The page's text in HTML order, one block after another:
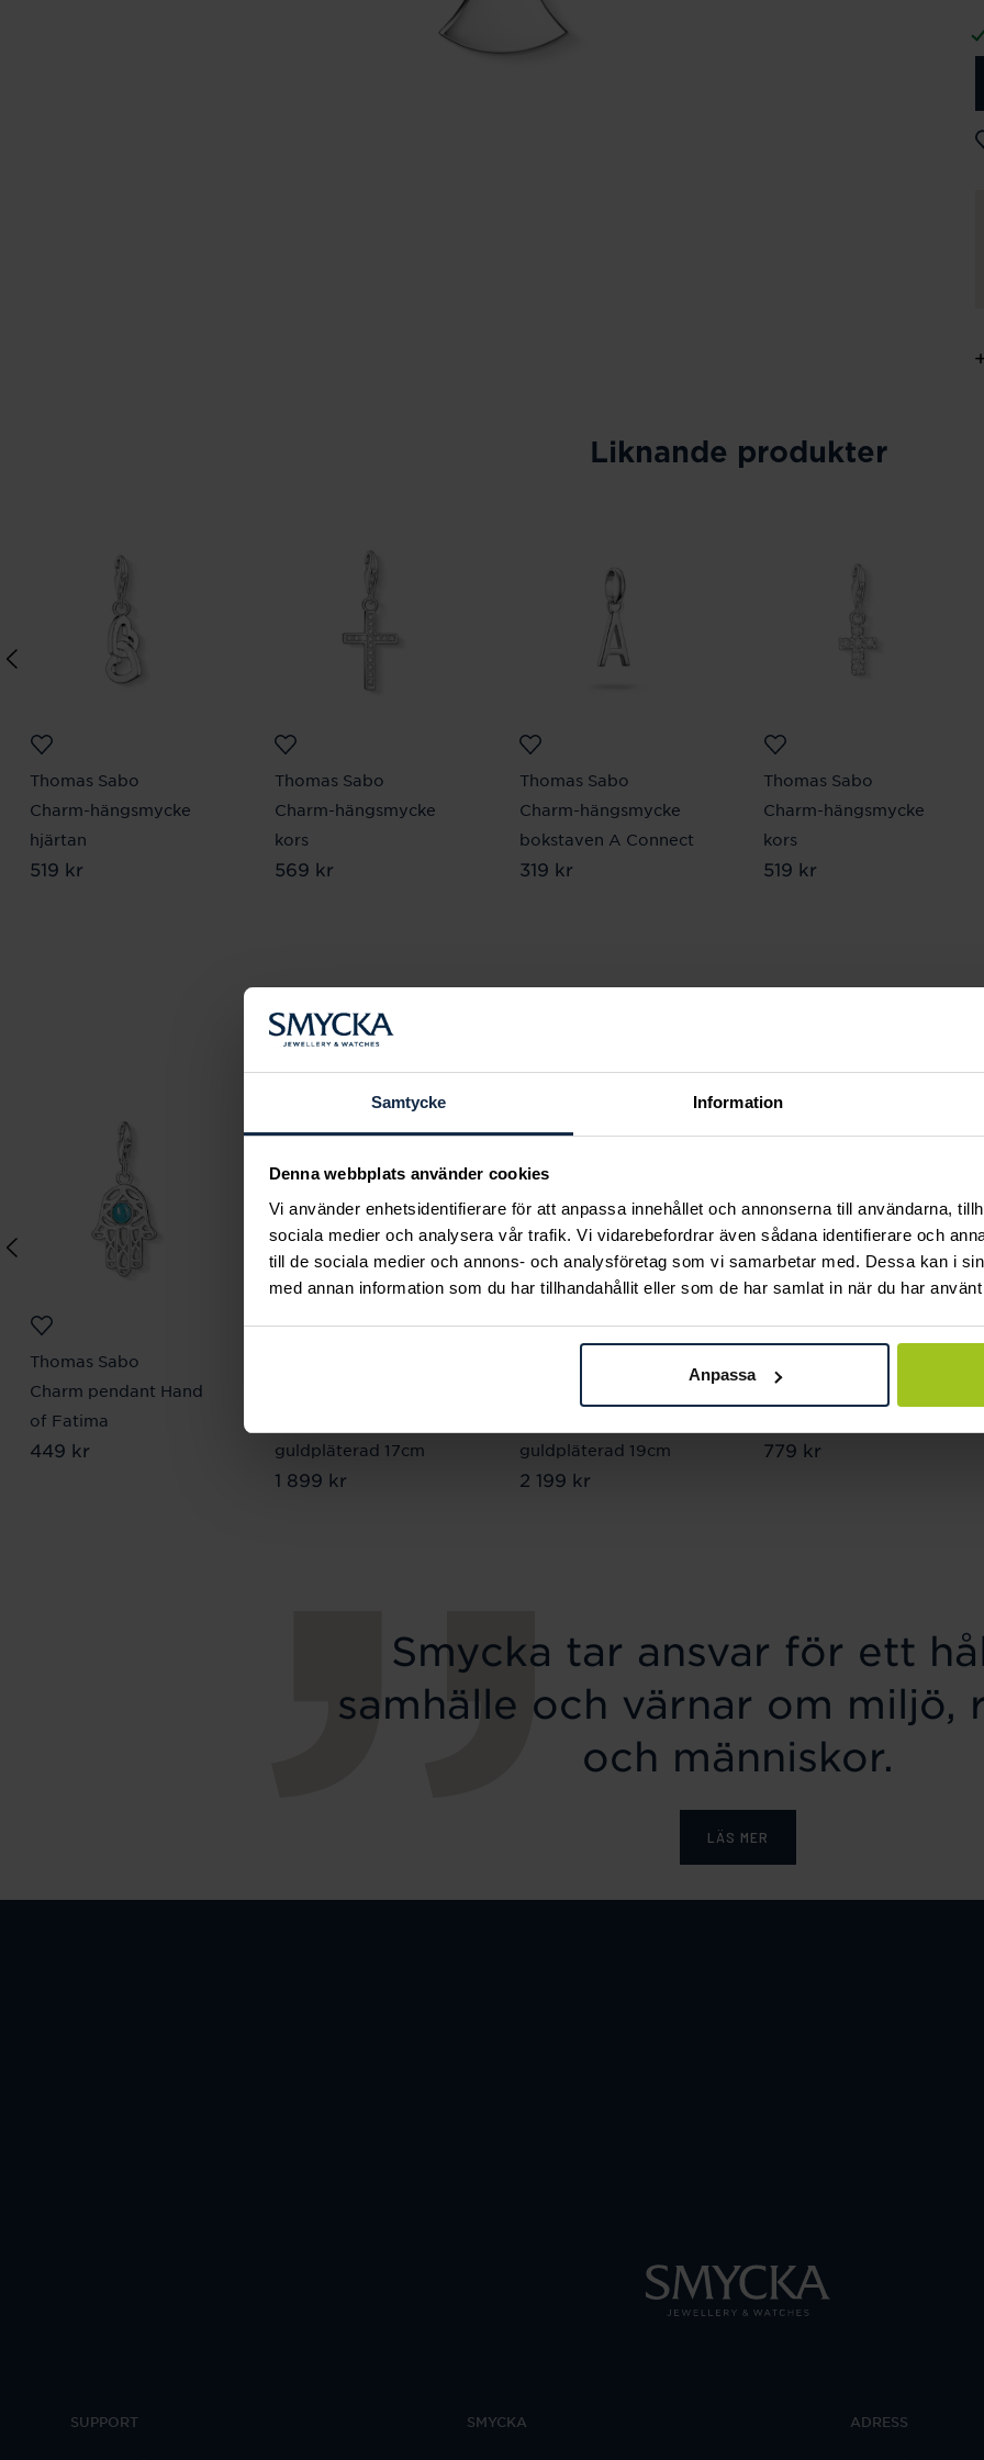
Samtycke Information
Denna webbplats använder cookies
Vi använder enhetsidentifierare för att anpassa innehållet och annonserna till användarna,
sociala medier och analysera vår trafik. Vi vidarebefordrar även sådana identifierare och
till de sociala medier och annons- och analysföretag som vi samarbetar med. Dessa kan i
med annan information som du har tillhandahållit eller som de har samlat in när du har
Anpassa
Liknande produkter
Thomas Sabo
Charm-hängsmycke
hjärtan
Pris :519 kr
519 kr
Thomas Sabo
Charm-hängsmycke
kors
Pris:569 kr
569 kr
Thomas Sabo
Charm-hängsmycke
bokstaven A Connect
Pris :319 kr
319 kr
Thomas Sabo
Charm-hängsmycke
kors
Pris :519 kr
519 kr
Thomas Sabo
Charm pendant Hand
of Fatima
Pris:449 kr
449 kr
guldpläterad 17cm
Pris:1 899 kr
1 899 kr
guldpläterad 19cm
Pris:2 199 kr
2 199 kr
Charm-hängsmycke
Pris :779 kr
779 kr
Smycka tar ansvar för ett
samhälle och värnar om miljö,
och människor.
LÄS MER
SUPPORT SMYCKA ADRESS